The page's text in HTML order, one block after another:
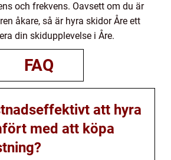
och frekvens. Oavsett om du är
åkare, så är hyra skidor Åre ett
din skidupplevelse i Åre.
FAQ
att hyra
med att köpa